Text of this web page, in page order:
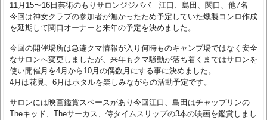
11月15〜16日芸術のもりサロンジジババ 江口、島田、関口、他7名
今回は神女クラブの参加者が無かったため予定していた燻製コンロ作成
を延期して関口オーナーと来年の予定を決めました。
今回の開催場所は急遽クマ情報が入り何時ものキャンプ場ではなく安全
なサロンへ変更しましたが、来年もクマ騒動が落ち着くまではサロンを
使い開催月を4月から10月の偶数月にする事に決めました。
4月は花見、6月はホタルを楽しみながらの活動予定です。
サロンには映画鑑賞スペースがあり今回江口、島田はチャップリンの
Theキッド、Theサーカス、侍タイムスリップの3本の映画を鑑賞しまし